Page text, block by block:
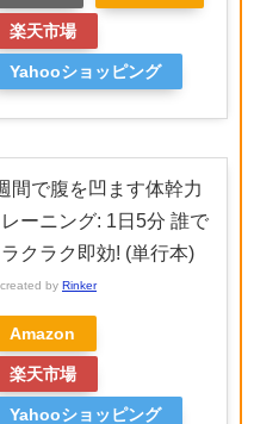
楽天市場
Yahooショッピング
間で腹を凹ます体幹力
レーニング: 1日5分 誰で
ラクラク即効! (単行本)
created by Rinker
Amazon
楽天市場
Yahooショッピング